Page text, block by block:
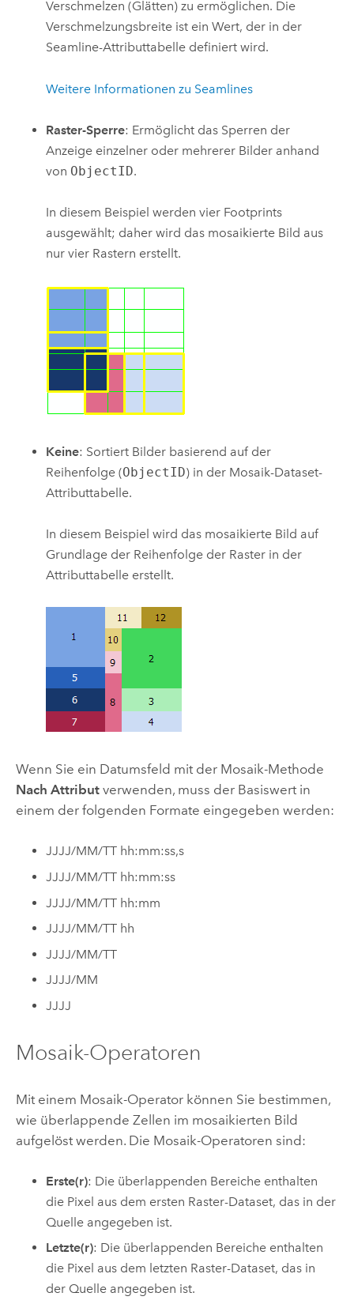
Verschmelzen (Glätten) zu ermöglichen. Die
Verschmelzungsbreite ist ein Wert, der in der
Seamline-Attributtabelle definiert wird.
Weitere Informationen zu Seamlines
Raster-Sperre: Ermöglicht das Sperren der
Anzeige einzelner oder mehrerer Bilder anhand
von ObjectID.
In diesem Beispiel werden vier Footprints
ausgewählt; daher wird das mosaikierte Bild aus
nur vier Rastern erstellt.
Keine: Sortiert Bilder basierend auf der
Reihenfolge (ObjectID) in der Mosaik-Dataset-
Attributtabelle.
In diesem Beispiel wird das mosaikierte Bild auf
Grundlage der Reihenfolge der Raster in der
Attributtabelle erstellt.
Wenn Sie ein Datumsfeld mit der Mosaik-Methode
Nach Attributverwenden, muss der Basiswert in
einem der folgenden Formate eingegeben werden:
JJJJ/MM/TT hh:mm:ss,s
JJJJ/MM/TT hh:mm:ss
JJJJ/MM/TT hh:mm
JJJJ/MM/TT hh
JJJJ/MM/TT
JJJJ/MM
JJJJ
Mosaik-Operatoren
Mit einem Mosaik-Operator können Sie bestimmen,
wie überlappende Zellen im mosaikierten Bild
aufgelöst werden. Die Mosaik-Operatoren sind:
Erste(r): Die überlappenden Bereiche enthalten
die Pixel aus dem ersten Raster-Dataset, das in der
Quelle angegeben ist.
Letzte(r): Die überlappenden Bereiche enthalten
die Pixel aus dem letzten Raster-Dataset, das in
der Quelle angegeben ist.